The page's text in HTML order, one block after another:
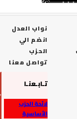
نواب العدل
انضم الي
تواصل معنا
تـابـعنـا
لائحة الحزب
الأساسية